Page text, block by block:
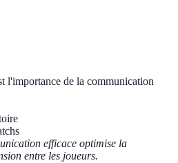
l'importance de la communication
efficace optimise la
entre les joueurs.